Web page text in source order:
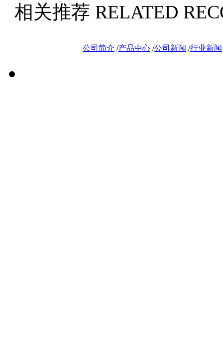
相关推荐 RELATED
公司简介 /产品中心 /公司新闻 /行业新闻